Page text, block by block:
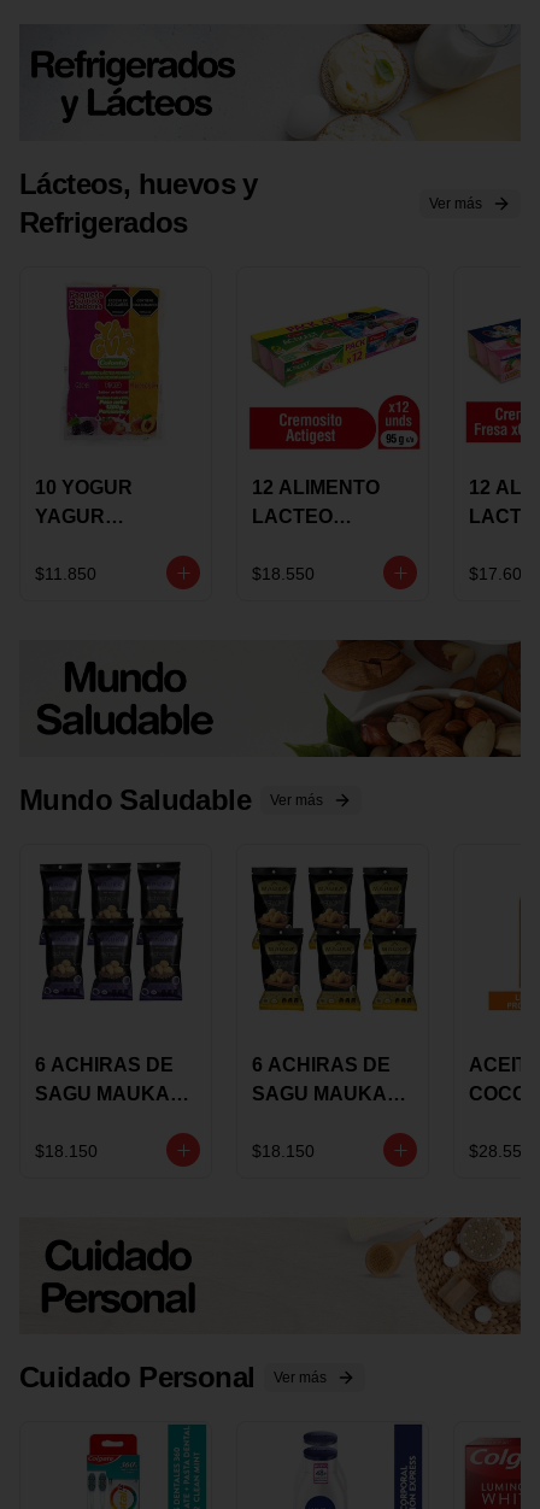
Lácteos, huevos y
Refrigerados
Ver más
10 YOGUR
YAGUR
150ML SURTIDO
$11.850
12 ALIMENTO
LACTEO
ALQUERIA
$18.550
12
$17.600
Mundo Saludable Ver más
6 ACHIRAS DE
SAGU MAUKA
$18.150
6 ACHIRAS DE
SAGU MAUKA
GRS
$18.150
COCO
150G
$28.550
Cuidado Personal Ver más